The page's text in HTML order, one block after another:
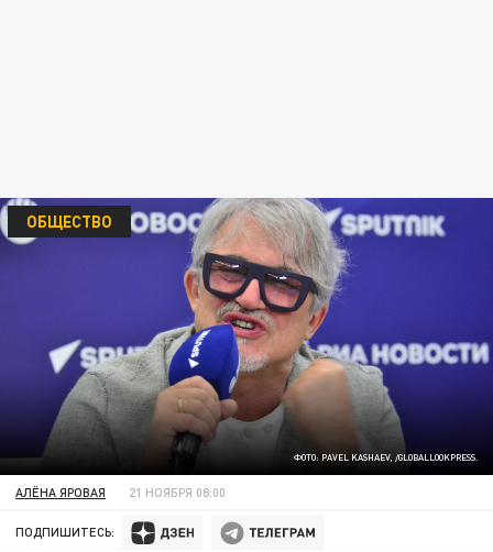
ФОТО: PAVEL KASHAEV, /GLOBALLOOKPRESS.
ОБЩЕСТВО
АЛЁНА ЯРОВАЯ 21 НОЯБРЯ 08:00
ПОДПИШИТЕСЬ: